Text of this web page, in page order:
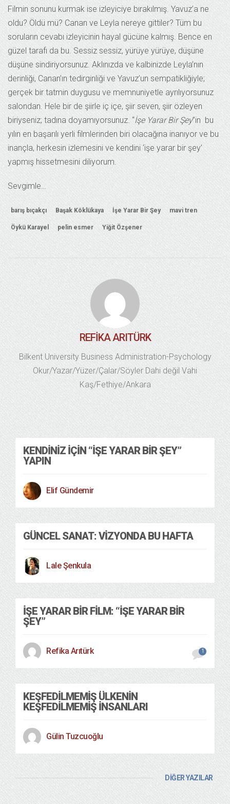
Filmin sonunu kurmak ise izleyiciye bırakılmış. Yavuz’a ne
oldu? Öldü mü? Canan ve Leyla nereye gittiler? Tüm bu
soruların cevabı izleyicinin hayal gücüne kalmış. Bence en
güzel tarafı da bu. Sessiz sessiz, yürüye yürüye, düşüne
düşüne sindiriyorsunuz. Aklınızda ve kalbinizde Leyla’nın
derinliği, Canan’ın tedirginliği ve Yavuz’un sempatikliğiyle;
gerçek bir tatmin duygusu ve memnuniyetle ayrılıyorsunuz
salondan. Hele bir de şiirle iç içe, şiir seven, şiir özleyen
biriyseniz; tadına doyamıyorsunuz. “İşe Yarar Bir Şey”in bu
yılın en başarılı yerli filmlerinden biri olacağına inanıyor ve bu
inançla, herkesin izlemesini ve kendini ‘işe yarar bir şey’
yapmış hissetmesini diliyorum.
Sevgimle…
barış bıçakçı Başak Köklükaya İşe Yarar Bir Şey mavi tren
Öykü Karayel pelin esmer Yiğit Özşener
REFIKA ARITÜRK
Bilkent University Business Administration-Psychology
Okur/Yazar/Yüzer/Çalar/Söyler Dahi değil Vahi
Kaş/Fethiye/Ankara
KENDINIZ İÇIN “İŞE YARAR BIR ŞEY”
YAPIN
Elif Gündemir
GÜNCEL SANAT: VIZYONDA BU HAFTA
Lale Şenkula
İŞE YARAR BIR FILM: “İŞE YARAR BIR
ŞEY”
Refika Arıtürk 1
KEŞFEDILMEMIŞ ÜLKENIN
KEŞFEDILMEMIŞ İNSANLARI
Gülin Tuzcuoğlu
DİĞER YAZILAR